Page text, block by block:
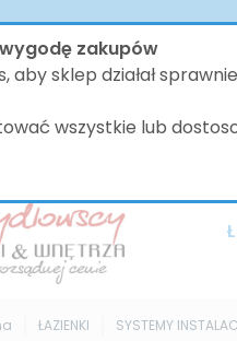
zakupów
aby sklep działał
wszystkie lub
od 30.07 do dnia 08.08.2026
zmian, jednak wszystkie
ŁAZIENKI SYSTEMY